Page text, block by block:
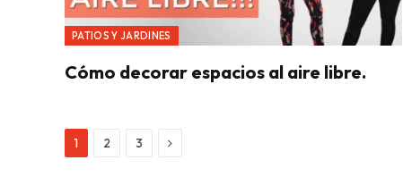
PATIOS Y JARDINES
Cómo decorar espacios al aire libre.
1 2 3 Next